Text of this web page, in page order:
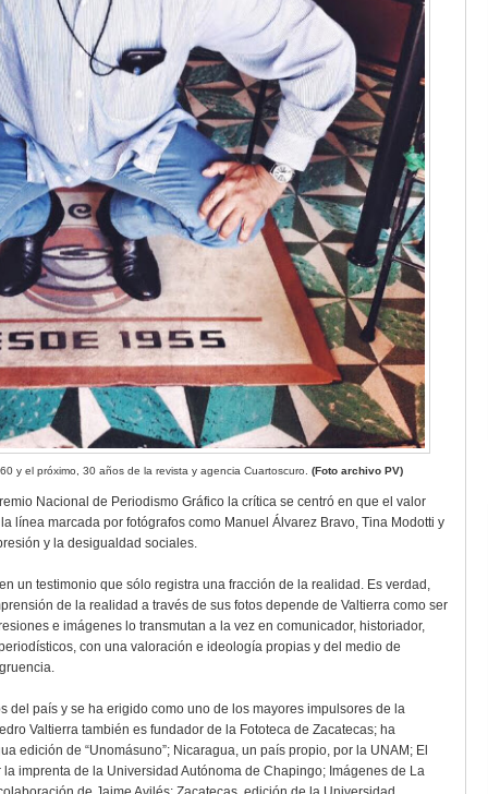
y el próximo, 30 años de la revista y agencia Cuartoscuro. (Foto archivo PV)
Nacional de Periodismo Gráfico la crítica se centró en que el valor
línea marcada por fotógrafos como Manuel Álvarez Bravo, Tina Modotti y
y la desigualdad sociales.
un testimonio que sólo registra una fracción de la realidad. Es verdad,
de la realidad a través de sus fotos depende de Valtierra como ser
e imágenes lo transmutan a la vez en comunicador, historiador,
con una valoración e ideología propias y del medio de
del país y se ha erigido como uno de los mayores impulsores de la
Valtierra también es fundador de la Fototeca de Zacatecas; ha
edición de “Unomásuno”; Nicaragua, un país propio, por la UNAM; El
imprenta de la Universidad Autónoma de Chapingo; Imágenes de La